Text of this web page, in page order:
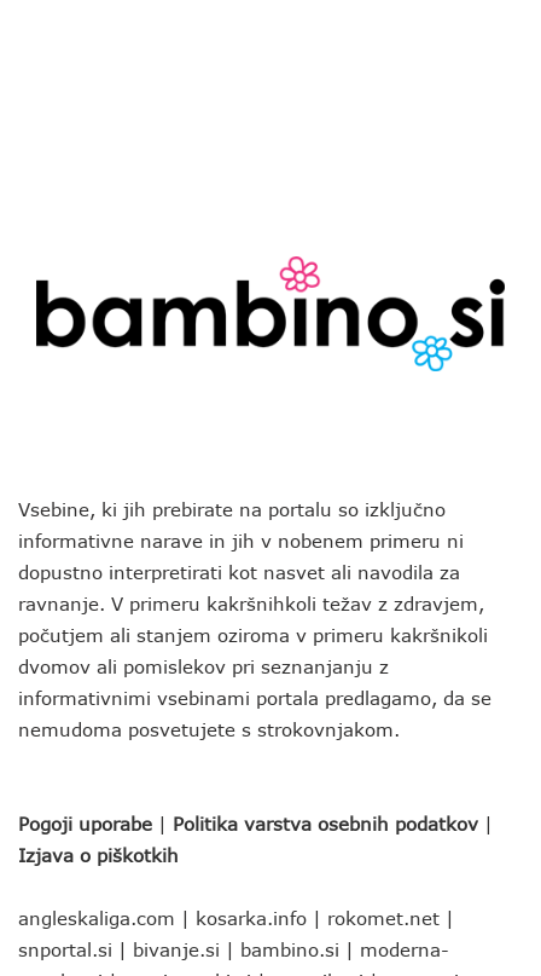
Vsebine, ki jih prebirate na portalu so izključno
informativne narave in jih v nobenem primeru ni
dopustno interpretirati kot nasvet ali navodila za
ravnanje. V primeru kakršnihkoli težav z zdravjem,
počutjem ali stanjem oziroma v primeru kakršnikoli
dvomov ali pomislekov pri seznanjanju z
informativnimi vsebinami portala predlagamo, da se
nemudoma posvetujete s strokovnjakom.
Pogoji uporabe | Politika varstva osebnih podatkov |
Izjava o piškotkih
angleskaliga.com | kosarka.info | rokomet.net |
snportal.si | bivanje.si | bambino.si | moderna-